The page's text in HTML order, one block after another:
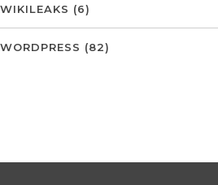
WIKILEAKS (6)
WORDPRESS (82)